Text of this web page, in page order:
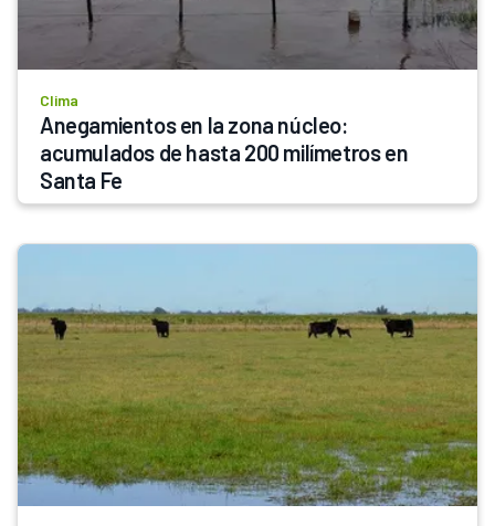
Clima
Anegamientos en la zona núcleo:
acumulados de hasta 200 milímetros en
Santa Fe